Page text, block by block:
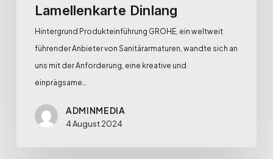
Lamellenkarte Dinlang
Hintergrund Produkteinführung GROHE, ein weltweit
führender Anbieter von Sanitärarmaturen, wandte sich an
uns mit der Anforderung, eine kreative und
einprägsame…
ADMINMEDIA
4 August 2024